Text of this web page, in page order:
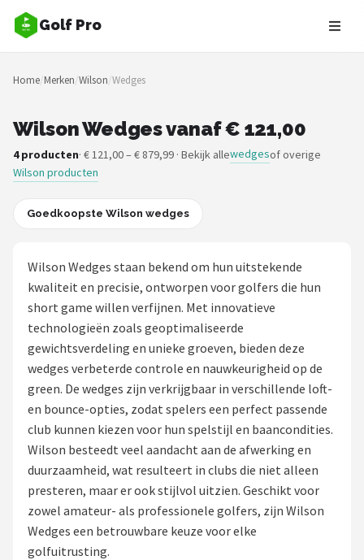
Golf Pro
Zoeken
NAVIGATIE
Merken
Blog
Toernooien
Golfsets
Drivers
Putters
Golfschoenen
Shop
POPULAIRE MERKEN
Func Factory
Home/Merken/Wilson/Wedges
Wilson Wedges vanaf € 121,00
4 producten· € 121,00 – € 879,99 · Bekijk allewedgesof overige
Wilson producten
Goedkoopste Wilson wedges
Wilson Wedges staan bekend om hun uitstekende
kwaliteit en precisie, ontworpen voor golfers die hun
short game willen verfijnen. Met innovatieve
technologieën zoals geoptimaliseerde
gewichtsverdeling en unieke groeven, bieden deze
wedges verbeterde controle en nauwkeurigheid op de
green. De wedges zijn verkrijgbaar in verschillende loft-
en bounce-opties, zodat spelers een perfect passende
club kunnen kiezen voor hun spelstijl en baancondities.
Wilson besteedt veel aandacht aan de afwerking en
duurzaamheid, wat resulteert in clubs die niet alleen
presteren, maar er ook stijlvol uitzien. Geschikt voor
zowel amateur- als professionele golfers, zijn Wilson
Wedges een betrouwbare keuze voor elke
golfuitrusting.